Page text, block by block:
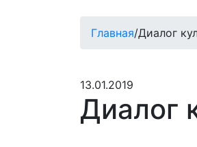
Главная/Диалог
13.01.2019
Диалог